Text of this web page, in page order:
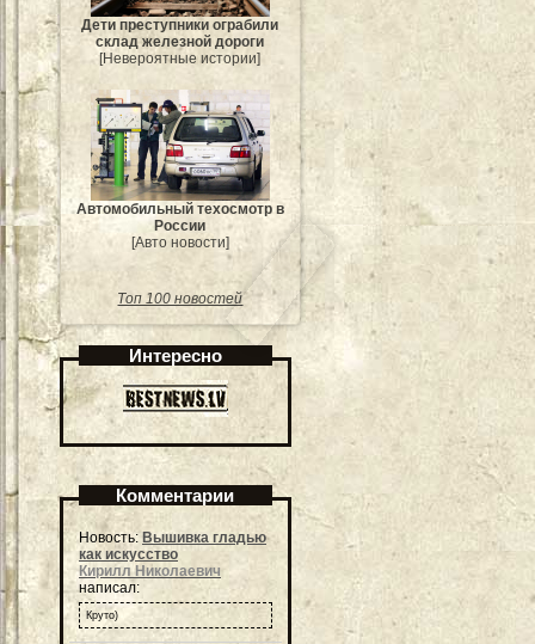
Дети преступники ограбили
склад железной дороги
[Невероятные истории]
Автомобильный техосмотр в
России
[Авто новости]
Топ 100 новостей
Интересно
Комментарии
Новость: Вышивка гладью
как искусство
Кирилл Николаевич
написал:
Круто)